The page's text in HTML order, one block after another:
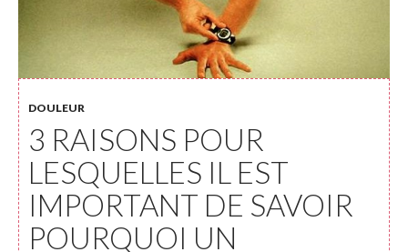
DOULEUR
3 RAISONS POUR
LESQUELLES IL EST
IMPORTANT DE SAVOIR
POURQUOI UN